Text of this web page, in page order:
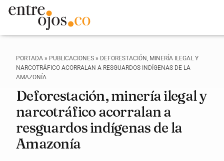
PORTADA » PUBLICACIONES » DEFORESTACIÓN, MINERÍA ILEGAL Y
NARCOTRÁFICO ACORRALAN A RESGUARDOS INDÍGENAS DE LA
AMAZONÍA
Deforestación, minería ilegal y
narcotráfico acorralan a
resguardos indígenas de la
Amazonía